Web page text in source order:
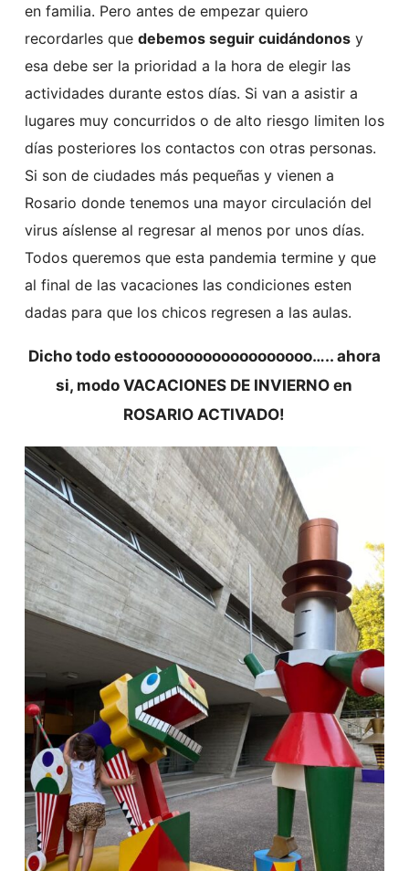
en familia. Pero antes de empezar quiero
recordarles que debemos seguir cuidándonosy
esa debe ser la prioridad a la hora de elegir las
actividades durante estos días. Si van a asistir a
lugares muy concurridos o de alto riesgo limiten los
días posteriores los contactos con otras personas.
Si son de ciudades más pequeñas y vienen a
Rosario donde tenemos una mayor circulación del
virus aíslense al regresar al menos por unos días.
Todos queremos que esta pandemia termine y que
al final de las vacaciones las condiciones esten
dadas para que los chicos regresen a las aulas.
Dicho todo estooooooooooooooooooo….. ahora
si, modo VACACIONES DE INVIERNO en
ROSARIO ACTIVADO!